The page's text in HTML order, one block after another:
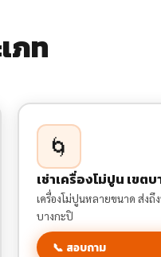
ภท
🌀
เช่าเครื่องโม่ปูน เขตบ
เครื่องโม่ปูนหลายขนาด ส่งถึ
บางกะปิ
📞 สอบถาม